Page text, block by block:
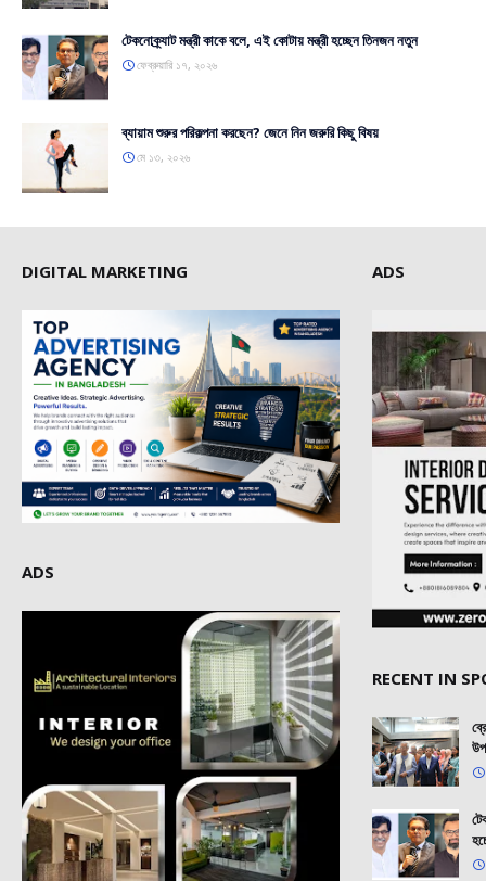
টেকনোক্র্যাট মন্ত্রী কাকে বলে, এই কোটায় মন্ত্রী হচ্ছেন তিনজন নতুন
ফেব্রুয়ারি ১৭, ২০২৬
ব্যায়াম শুরুর পরিকল্পনা করছেন? জেনে নিন জরুরি কিছু বিষয়
মে ১৩, ২০২৬
DIGITAL MARKETING
ADS
ADS
RECENT IN